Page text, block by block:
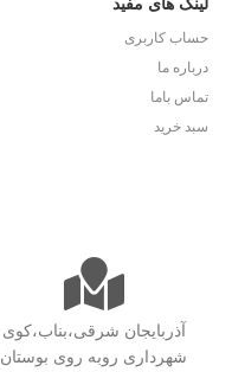
حساب کاربری
درباره ما
تماس باما
سبد خرید
آذربایجان شرقی،بناب،کوی
شهرداری روبه روی بوستان